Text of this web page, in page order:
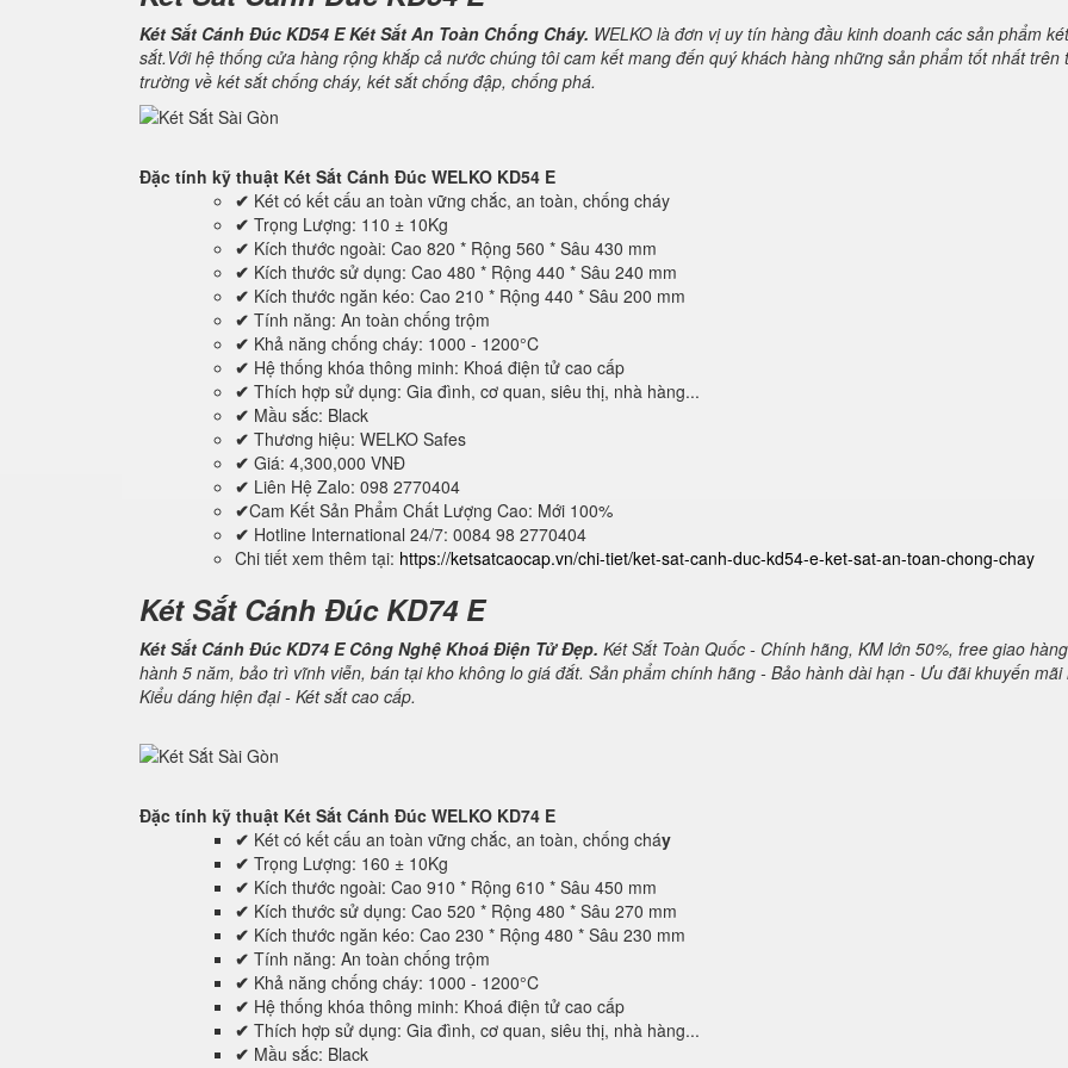
Két Sắt Cánh Đúc KD54 E Két Sắt An Toàn Chống Cháy. WELKO là đơn vị uy tín hàng đầu kinh doanh các sản phẩm két
sắt.Với hệ thống cửa hàng rộng khắp cả nước chúng tôi cam kết mang đến quý khách hàng những sản phẩm tốt nhất trên
trường về két sắt chống cháy, két sắt chống đập, chống phá.
Đặc tính kỹ thuật Két Sắt Cánh Đúc WELKO KD54 E
✔ Két có kết cấu an toàn vững chắc, an toàn, chống cháy
✔ Trọng Lượng: 110 ± 10Kg
✔ Kích thước ngoài: Cao 820 * Rộng 560 * Sâu 430 mm
✔ Kích thước sử dụng: Cao 480 * Rộng 440 * Sâu 240 mm
✔ Kích thước ngăn kéo: Cao 210 * Rộng 440 * Sâu 200 mm
✔ Tính năng: An toàn chống trộm
✔ Khả năng chống cháy: 1000 - 1200°C
✔ Hệ thống khóa thông minh: Khoá điện tử cao cấp
✔ Thích hợp sử dụng: Gia đình, cơ quan, siêu thị, nhà hàng...
✔ Mầu sắc: Black
✔ Thương hiệu: WELKO Safes
✔ Giá: 4,300,000 VNĐ
✔ Liên Hệ Zalo: 098 2770404
✔Cam Kết Sản Phẩm Chất Lượng Cao: Mới 100%
✔ Hotline International 24/7: 0084 98 2770404
Chi tiết xem thêm tại: https://ketsatcaocap.vn/chi-tiet/ket-sat-canh-duc-kd54-e-ket-sat-an-toan-chong-chay
Két Sắt Cánh Đúc KD74 E
Két Sắt Cánh Đúc KD74 E Công Nghệ Khoá Điện Tử Đẹp. Két Sắt Toàn Quốc - Chính hãng, KM lớn 50%, free giao
hành 5 năm, bảo trì vĩnh viễn, bán tại kho không lo giá đắt. Sản phẩm chính hãng - Bảo hành dài hạn - Ưu đãi khuyến mãi
Kiểu dáng hiện đại - Két sắt cao cấp.
Đặc tính kỹ thuật Két Sắt Cánh Đúc WELKO KD74 E
✔ Két có kết cấu an toàn vững chắc, an toàn, chống cháy
✔ Trọng Lượng: 160 ± 10Kg
✔ Kích thước ngoài: Cao 910 * Rộng 610 * Sâu 450 mm
✔ Kích thước sử dụng: Cao 520 * Rộng 480 * Sâu 270 mm
✔ Kích thước ngăn kéo: Cao 230 * Rộng 480 * Sâu 230 mm
✔ Tính năng: An toàn chống trộm
✔ Khả năng chống cháy: 1000 - 1200°C
✔ Hệ thống khóa thông minh: Khoá điện tử cao cấp
✔ Thích hợp sử dụng: Gia đình, cơ quan, siêu thị, nhà hàng...
✔ Mầu sắc: Black